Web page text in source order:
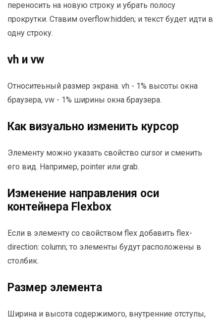
переносить на новую строку и убрать полосу
прокрутки. Ставим overflow:hidden; и текст будет идти в
одну строку.
vh и vw
Относитеьный размер экрана. vh - 1% высоты окна
браузера, vw - 1% ширины окна браузера.
Как визуально изменить курсор
Элементу можно указать свойство cursor и сменить
его вид. Например, pointer или grab.
Изменение направления оси
контейнера Flexbox
Если в элементу со свойством flex добавить flex-
direction: column; то элементы будут расположены в
столбик.
Размер элемента
Ширина и высота содержимого, внутренние отступы,